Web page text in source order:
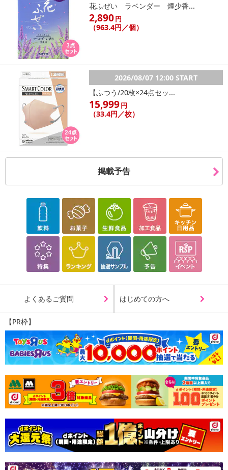
花ふぜい ラベンダー 煙少香...
2,890円
（963.4円／個）
2026/08/07 12:00 START
【ふつう/20枚×24点セッ...
15,999円
（33.4円／枚）
掲載予告
よくあるご質問 はじめての方へ
【PR枠】